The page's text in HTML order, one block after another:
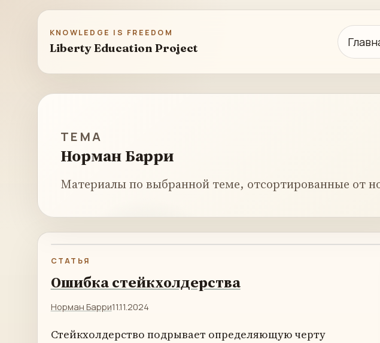
KNOWLEDGE IS FREEDOM
Liberty Education Project
ТЕМА
Норман Барри
Материалы по выбранной теме, отсортированные от
СТАТЬЯ
Ошибка стейкхолдерства
Норман Барри11.11.2024
Стейкхолдерство подрывает определяющую черту